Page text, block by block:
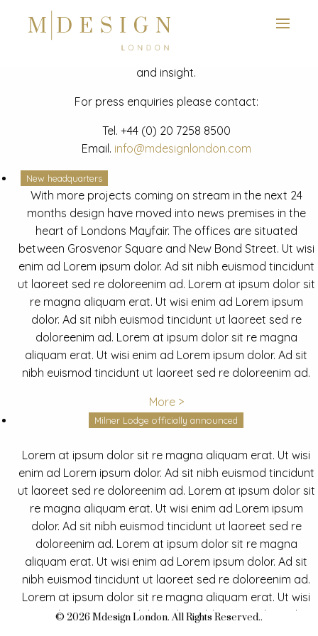
News
Latest mdesign development project and advisory news
and insight.
For press enquiries please contact:
Tel. +44 (0) 20 7258 8500
Email. info@mdesignlondon.com
New headquarters
With more projects coming on stream in the next 24
months design have moved into news premises in the
heart of Londons Mayfair. The offices are situated
between Grosvenor Square and New Bond Street. Ut wisi
enim ad Lorem ipsum dolor. Ad sit nibh euismod tincidunt
ut laoreet sed re doloreenim ad. Lorem at ipsum dolor sit
re magna aliquam erat. Ut wisi enim ad Lorem ipsum
dolor. Ad sit nibh euismod tincidunt ut laoreet sed re
doloreenim ad. Lorem at ipsum dolor sit re magna
aliquam erat. Ut wisi enim ad Lorem ipsum dolor. Ad sit
nibh euismod tincidunt ut laoreet sed re doloreenim ad.
More >
Milner Lodge officially announced
Lorem at ipsum dolor sit re magna aliquam erat. Ut wisi
enim ad Lorem ipsum dolor. Ad sit nibh euismod tincidunt
ut laoreet sed re doloreenim ad. Lorem at ipsum dolor sit
re magna aliquam erat. Ut wisi enim ad Lorem ipsum
dolor. Ad sit nibh euismod tincidunt ut laoreet sed re
doloreenim ad. Lorem at ipsum dolor sit re magna
aliquam erat. Ut wisi enim ad Lorem ipsum dolor. Ad sit
nibh euismod tincidunt ut laoreet sed re doloreenim ad.
Lorem at ipsum dolor sit re magna aliquam erat. Ut wisi
enim ad Lorem ipsum dolor. Ad sit nibh euismod tincidunt
© 2026 Mdesign London. All Rights Reserved..